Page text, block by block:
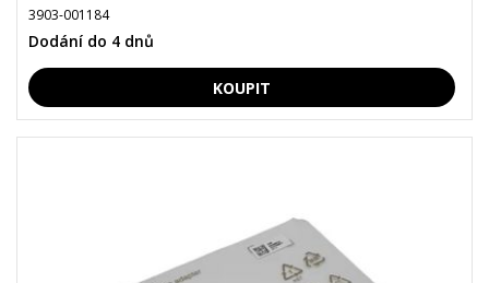
3903-001184
Dodání do 4 dnů